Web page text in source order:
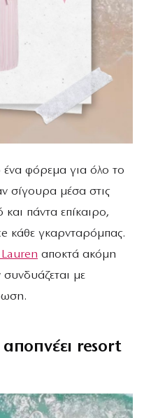
ένα φόρεμα για όλο το
σίγουρα μέσα στις
πάντα επίκαιρο,
κάθε γκαρνταρόμπας.
αποκτά ακόμη
με
resort